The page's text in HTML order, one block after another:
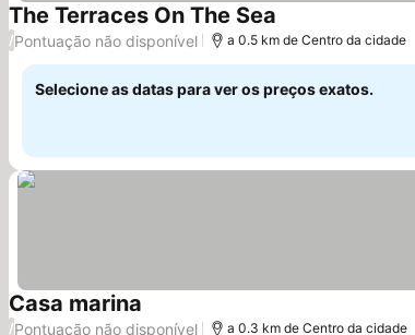
The Terraces On The Sea
/Pontuação não disponível a 0.5 km de Centro da cidade
Selecione as datas para ver os preços exatos.
Casa marina Ver preços
/Pontuação não disponível a 0.3 km de Centro da cidade